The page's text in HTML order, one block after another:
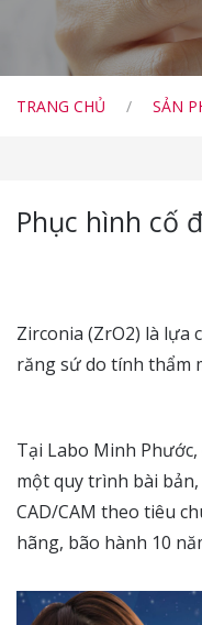
TRANG CHỦ / SẢN
Phục hình cố
Zirconia (ZrO2) là lựa
răng sứ do tính thẩm
Tại Labo Minh
một quy trình bài
CAD/CAM theo tiêu
hãng, bão hành 10